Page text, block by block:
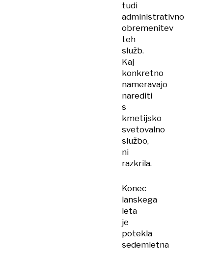
tudi
administrativno
obremenitev
teh
služb.
Kaj
konkretno
nameravajo
narediti
s
kmetijsko
svetovalno
službo,
ni
razkrila.
Konec
lanskega
leta
je
potekla
sedemletna